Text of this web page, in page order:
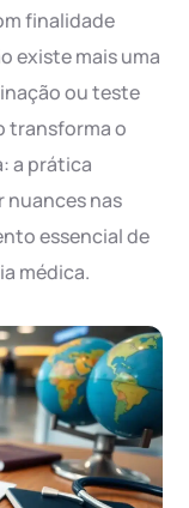
finalidade
existe mais uma
ou teste
transforma o
a prática
nuances nas
essencial de
médica.